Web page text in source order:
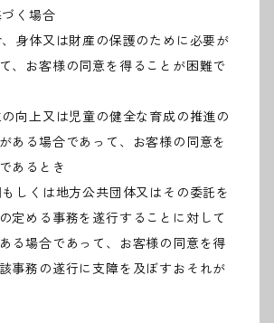
づく場合
、身体又は財産の保護のために必要が
、お客様の同意を得ることが困難で
の向上又は児童の健全な育成の推進の
ある場合であって、お客様の同意を
あるとき
もしくは地方公共団体又はその委託を
定める事務を遂行することに対して
る場合であって、お客様の同意を得
事務の遂行に支障を及ぼすおそれが